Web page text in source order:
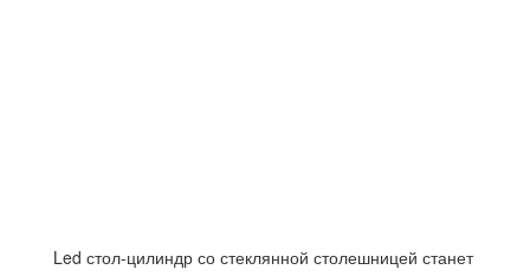
Led стол-цилиндр со стеклянной столешницей станет